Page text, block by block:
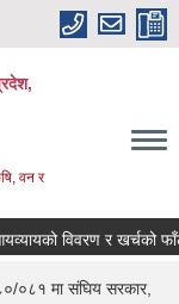
वन र
विवरण र खर्चको फाँटबारी
०८१ मा संघिय सरकार,